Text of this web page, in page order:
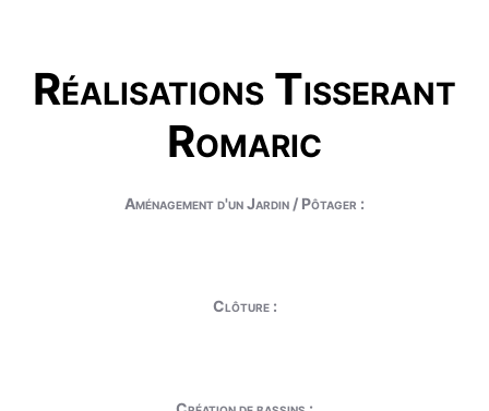
Réalisations Tisserant
Romaric
Aménagement d'un Jardin / Pôtager :
Clôture :